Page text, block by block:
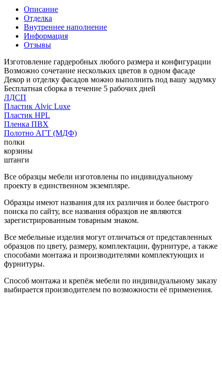
Описание
Отделка
Внутреннее наполнение
Информация
Отзывы
Изготовление гардеробных любого размера и конфигурации
Возможно сочетание нескольких цветов в одном фасаде
Декор и отделку фасадов можно выполнить под вашу задумку
Бесплатная сборка в течение 5 рабочих дней
ЛДСП
Пластик Alvic Luxe
Пластик HPL
Пленка ПВХ
Полотно АГТ (МДФ)
полки
корзины
штанги
Все образцы мебели изготовлены по индивидуальному
проекту в единственном экземпляре.
Образцы имеют названия для их различия и более быстрого
поиска по сайту, все названия образцов не являются
зарегистрированным товарным знаком.
Все мебельные изделия могут отличаться от представленных
образцов по цвету, размеру, комплектации, фурнитуре, а также
способами монтажа и производителями комплектующих и
фурнитуры.
Способ монтажа и крепёж мебели по индивидуальному заказу
выбирается производителем по возможности её применения.